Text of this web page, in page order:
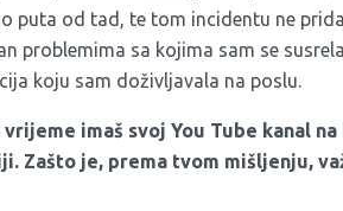
puta od tad, te tom incidentu ne
problemima sa kojima sam se
koju sam doživljavala na poslu.
vrijeme imaš svoj You Tube kanal
Zašto je, prema tvom mišljenju,